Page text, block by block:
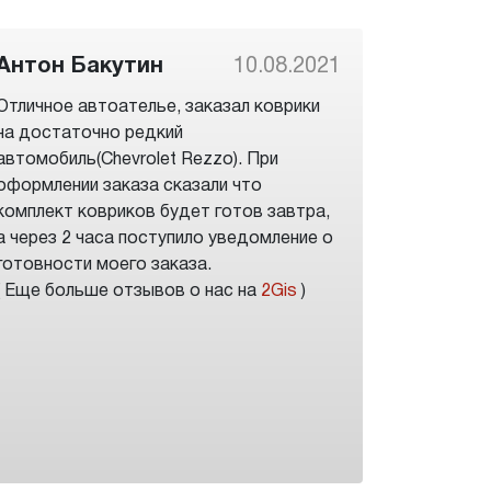
Бакутин 10.08.2021
автоателье, заказал коврики
достаточно редкий
Rezzo). При
заказа сказали что
ковриков будет готов завтра,
через 2 часа поступило уведомление о
моего заказа.
Еще больше отзывов о нас на 2Gis )